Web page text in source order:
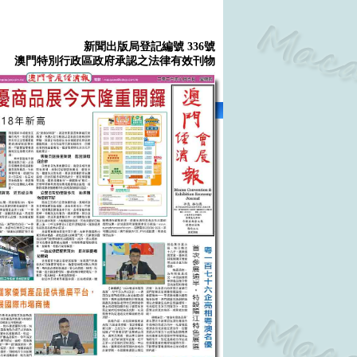
新聞出版局登記編號 336號
澳門特別行政區政府承認之法律有效刊物